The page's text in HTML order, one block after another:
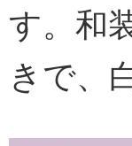
す。和
きで、